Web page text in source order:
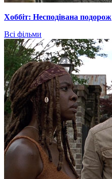
Хоббіт: Несподівана подорож
Всі фільми